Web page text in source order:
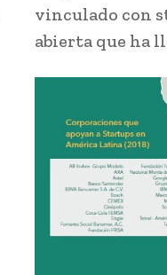
vinculado con
abierta que ha